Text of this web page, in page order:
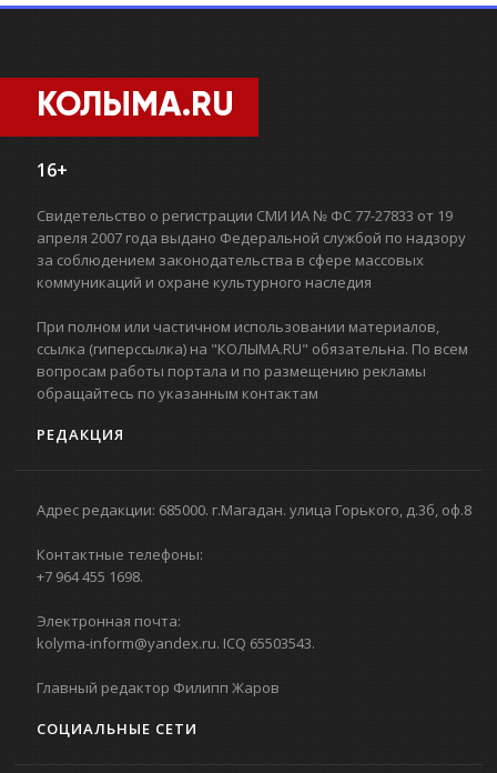
КОЛЫМА.RU
16+
Свидетельство о регистрации СМИ ИА № ФС 77-27833 от 19
апреля 2007 года выдано Федеральной службой по надзору
за соблюдением законодательства в сфере массовых
коммуникаций и охране культурного наследия
При полном или частичном использовании материалов,
ссылка (гиперссылка) на "КОЛЫМА.RU" обязательна. По всем
вопросам работы портала и по размещению рекламы
обращайтесь по указанным контактам
РЕДАКЦИЯ
Адрес редакции: 685000. г.Магадан. улица Горького, д.3б, оф.8
Контактные телефоны:
+7 964 455 1698.
Электронная почта:
kolyma-inform@yandex.ru. ICQ 65503543.
Главный редактор Филипп Жаров
СОЦИАЛЬНЫЕ СЕТИ